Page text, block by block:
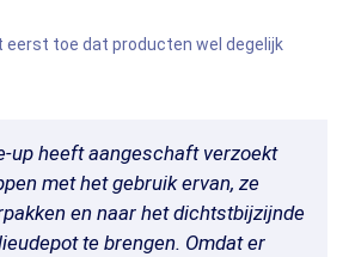
eerst toe dat producten wel degelijk
up heeft aangeschaft verzoekt
met het gebruik ervan, ze
en naar het dichtstbijzijnde
te brengen. Omdat er